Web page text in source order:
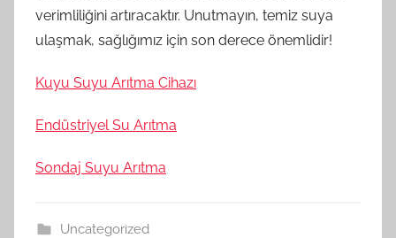
verimliliğini artıracaktır. Unutmayın, temiz suya
ulaşmak, sağlığımız için son derece önemlidir!
Kuyu Suyu Arıtma Cihazı
Endüstriyel Su Arıtma
Sondaj Suyu Arıtma
Uncategorized